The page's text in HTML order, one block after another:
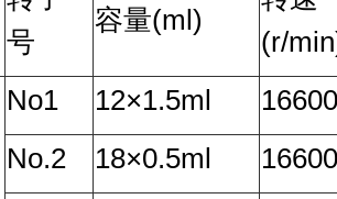
号
容量(ml)
(r/
No1 12×1.5ml
16600
No.2
18×0.5ml
16600